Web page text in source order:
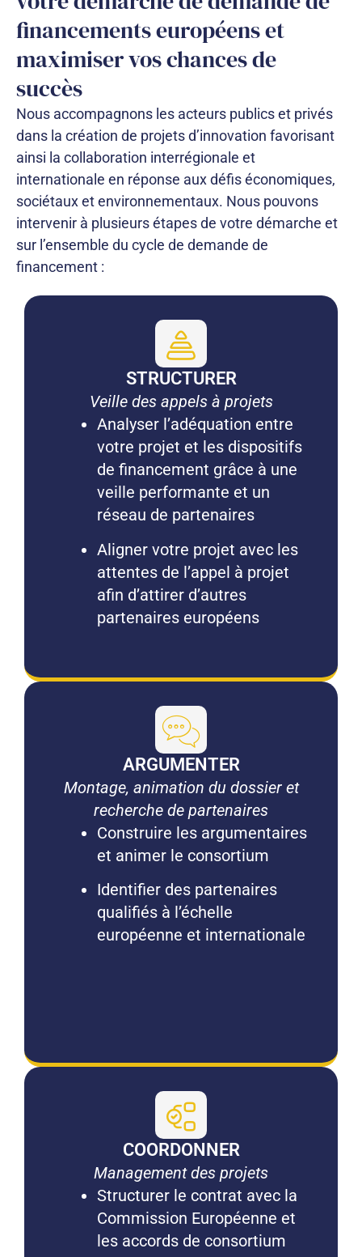
financements européens et
maximiser vos chances de
succès
Nous accompagnons les acteurs publics et privés
dans la création de projets d’innovation favorisant
ainsi la collaboration interrégionale et
internationale en réponse aux défis économiques,
sociétaux et environnementaux. Nous pouvons
intervenir à plusieurs étapes de votre démarche et
sur l’ensemble du cycle de demande de
financement :
STRUCTURER
Veille des appels à projets
Analyser l’adéquation entre
votre projet et les dispositifs
de financement grâce à une
veille performante et un
réseau de partenaires
Aligner votre projet avec les
attentes de l’appel à projet
afin d’attirer d’autres
partenaires européens
ARGUMENTER
Montage, animation du dossier et
recherche de partenaires
Construire les argumentaires
et animer le consortium
Identifier des partenaires
qualifiés à l’échelle
européenne et internationale
COORDONNER
Management des projets
Structurer le contrat avec la
Commission Européenne et
les accords de consortium